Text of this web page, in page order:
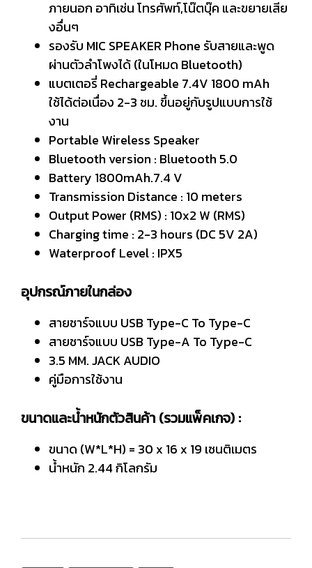
ภายนอก อาทิเช่น โทรศัพท์,โน๊ตบุ๊ค และขยายเสีย
งอื่นๆ
รองรับ MIC SPEAKER Phone รับสายและพูด
ผ่านตัวลำโพงได้ (ในโหมด Bluetooth)
แบตเตอรี่ Rechargeable 7.4V 1800 mAh
ใช้ได้ต่อเนื่อง 2-3 ชม. ขึ้นอยู่กับรูปแบบการใช้
งาน
Portable Wireless Speaker
Bluetooth version : Bluetooth 5.0
Battery 1800mAh.7.4 V
Transmission Distance : 10 meters
Output Power (RMS) : 10x2 W (RMS)
Charging time : 2-3 hours (DC 5V 2A)
Waterproof Level : IPX5
อุปกรณ์ภายในกล่อง
สายชาร์จแบบ USB Type-C To Type-C
สายชาร์จแบบ USB Type-A To Type-C
3.5 MM. JACK AUDIO
คู่มือการใช้งาน
ขนาดและน้ำหนักตัวสินค้า (รวมแพ็คเกจ) :
ขนาด (W*L*H) = 30 x 16 x 19 เซนติเมตร
น้ำหนัก 2.44 กิโลกรัม